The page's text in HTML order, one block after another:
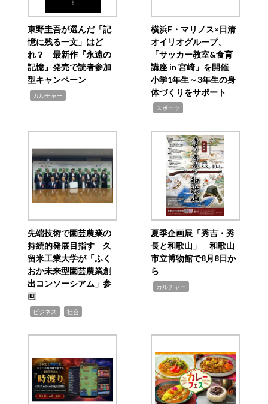
東野圭吾が選んだ「記
憶に残る一文」はど
れ？ 最新作『永遠の
記憶』発売で読者参加
型キャンペーン
カルチャー
横浜F・マリノス×日清
オイリオグループ、
「サッカー教室&食育
講座 in 宮崎」を開催
小学1年生～3年生の身
体づくりをサポート
スポーツ
先端技術で園芸農業の
持続的発展目指す 久
留米工業大学が「ふく
おか未来型園芸農業創
出コンソーシアム」参
画
ビジネス 社会
夏季企画展「秀吉・秀
長と和歌山」 和歌山
市立博物館で8月8日か
ら
カルチャー